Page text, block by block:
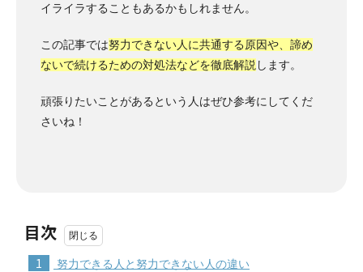
イライラすることもあるかもしれません。
この記事では努力できない人に共通する原因や、諦め
ないで続けるための対処法などを徹底解説 します。
頑張りたいことがあるという人はぜひ参考にしてくだ
さいね！
目次
1 努力できる人と努力できない人の違い